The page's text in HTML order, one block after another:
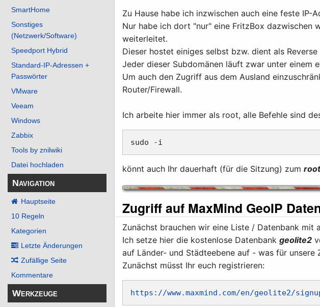
SmartHome
Sonstiges
(Netzwerk/Software)
Speedport Hybrid
Standard-IP-Adressen +
Passwörter
VMware
Veeam
Windows
Zabbix
Tools by znilwiki
Datei hochladen
Navigation
Hauptseite
10 Regeln
Kategorien
Letzte Änderungen
Zufällige Seite
Kommentare
Werkzeuge
Zu Hause habe ich inzwischen auch eine feste
Nur habe ich dort "nur" eine FritzBox dazwischen
weiterleitet.
Dieser hostet einiges selbst bzw. dient als
Jeder dieser Subdomänen läuft zwar unter einem
Um auch den Zugriff aus dem Ausland
Router/Firewall.
Ich arbeite hier immer als root, alle Befehle sind
könnt auch Ihr dauerhaft (für die Sitzung) zum
Zugriff auf MaxMind GeoIP
Zunächst brauchen wir eine Liste / Datenbank mit
Ich setze hier die kostenlose Datenbankgeolite2
auf Länder- und Städteebene auf - was für unsere
Zunächst müsst Ihr euch registrieren:
https://www.maxmind.com/en/geolite2/